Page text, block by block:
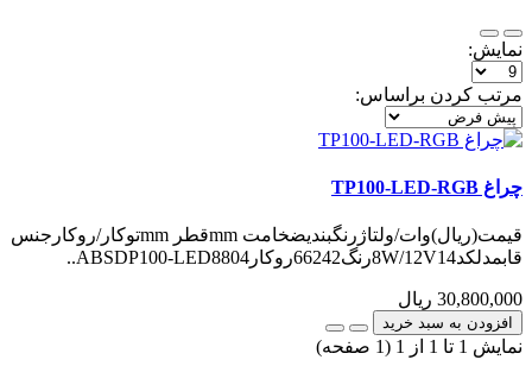
نمایش:
مرتب کردن براساس:
چراغ TP100-LED-RGB
قیمت(ریال)وات/ولتاژرنگبندیضخامت mmقطر mmتوکار/روکارجنس
قابمدلکد8W/12V14رنگ66242روکارABSDP100-LED8804..
30,800,000 ریال
افزودن به سبد خرید
نمايش 1 تا 1 از 1 (1 صفحه)